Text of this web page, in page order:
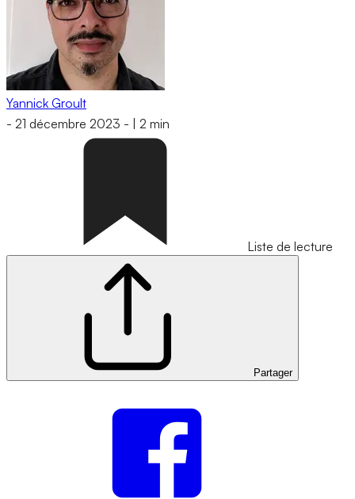
Yannick Groult
- 21 décembre 2023 - 2 min
Liste de lecture
Partager